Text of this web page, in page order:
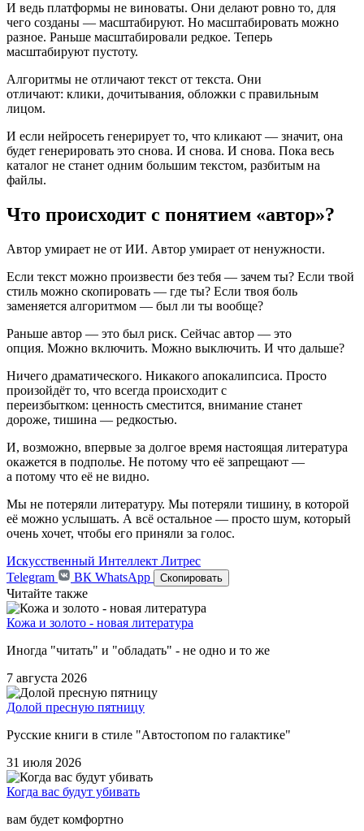
И ведь платформы не виноваты. Они делают ровно то, для
чего созданы — масштабируют. Но масштабировать можно
разное. Раньше масштабировали редкое. Теперь
масштабируют пустоту.
Алгоритмы не отличают текст от текста. Они
отличают: клики, дочитывания, обложки с правильным
лицом.
И если нейросеть генерирует то, что кликают — значит, она
будет генерировать это снова. И снова. И снова. Пока весь
каталог не станет одним большим текстом, разбитым на
файлы.
Что происходит с понятием «автор»?
Автор умирает не от ИИ. Автор умирает от ненужности.
Если текст можно произвести без тебя — зачем ты? Если твой
стиль можно скопировать — где ты? Если твоя боль
заменяется алгоритмом — был ли ты вообще?
Раньше автор — это был риск. Сейчас автор — это
опция. Можно включить. Можно выключить. И что дальше?
Ничего драматического. Никакого апокалипсиса. Просто
произойдёт то, что всегда происходит с
переизбытком: ценность сместится, внимание станет
дороже, тишина — редкостью.
И, возможно, впервые за долгое время настоящая литература
окажется в подполье. Не потому что её запрещают —
а потому что её не видно.
Мы не потеряли литературу. Мы потеряли тишину, в которой
её можно услышать. А всё остальное — просто шум, который
очень хочет, чтобы его приняли за голос.
Искусственный Интеллект Литрес
Telegram
ВК WhatsApp Скопировать
Читайте также
Кожа и золото - новая литература
Иногда "читать" и "обладать" - не одно и то же
7 августа 2026
Долой пресную пятницу
Русские книги в стиле "Автостопом по галактике"
31 июля 2026
Когда вас будут убивать
вам будет комфортно